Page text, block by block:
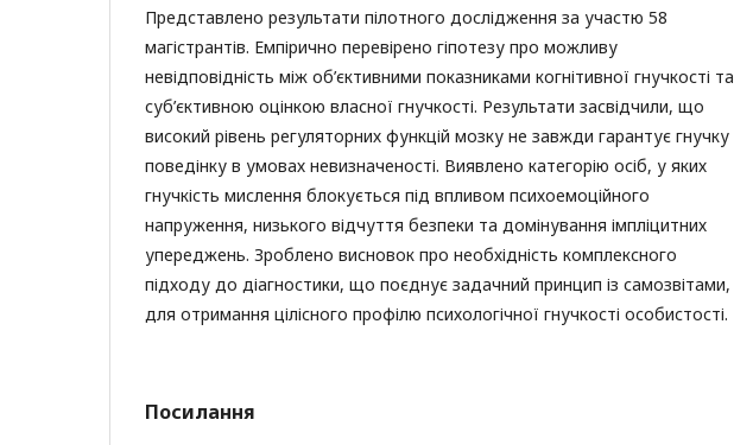
Представлено результати пілотного дослідження за участю 58
магістрантів. Емпірично перевірено гіпотезу про можливу
невідповідність між об’єктивними показниками когнітивної гнучкості та
суб’єктивною оцінкою власної гнучкості. Результати засвідчили, що
високий рівень регуляторних функцій мозку не завжди гарантує гнучку
поведінку в умовах невизначеності. Виявлено категорію осіб, у яких
гнучкість мислення блокується під впливом психоемоційного
напруження, низького відчуття безпеки та домінування імпліцитних
упереджень. Зроблено висновок про необхідність комплексного
підходу до діагностики, що поєднує задачний принцип із самозвітами,
для отримання цілісного профілю психологічної гнучкості особистості.
Посилання